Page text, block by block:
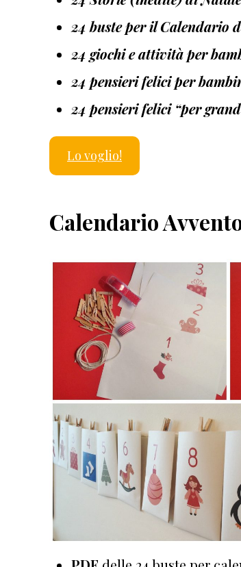
24 buste per il Calendario
24 giochi e attività per
24 pensieri felici per
24 pensieri felici “per
Lo voglio!
Calendario